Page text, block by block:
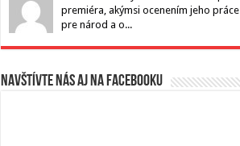
premiéra, akýmsi ocenením jeho práce
pre národ a o...
Navštívte nás aj na Facebooku